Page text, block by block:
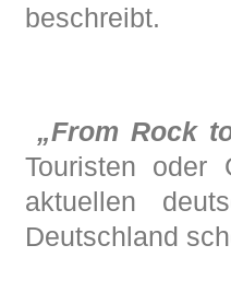
beschreibt.
„From Rock
Touristen oder
aktuellen
Deutschland